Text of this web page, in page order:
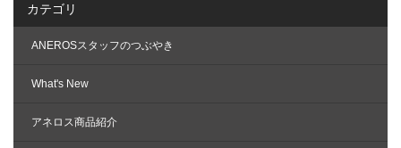
カテゴリ
ANEROSスタッフのつぶやき
What's New
アネロス商品紹介